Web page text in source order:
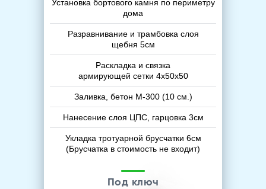
Под ключ
Установка бортового камня по периметру
дома
Разравнивание и трамбовка слоя
щебня 5см
Раскладка и связка
армирующей сетки 4х50х50
Заливка, бетон М-300 (10 см.)
Нанесение слоя ЦПС, гарцовка 3см
Укладка тротуарной брусчатки 6см
(Брусчатка в стоимость не входит)